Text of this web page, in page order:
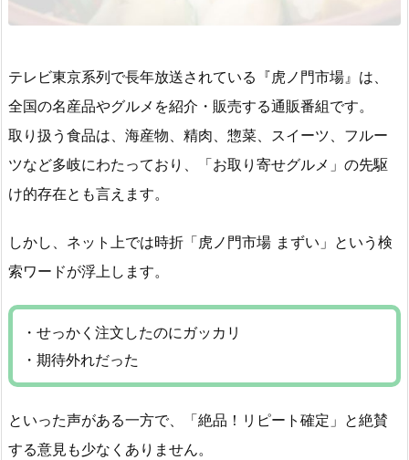
テレビ東京系列で長年放送されている『虎ノ門市場』は、
全国の名産品やグルメを紹介・販売する通販番組です。
取り扱う食品は、海産物、精肉、惣菜、スイーツ、フルー
ツなど多岐にわたっており、「お取り寄せグルメ」の先駆
け的存在とも言えます。
しかし、ネット上では時折「虎ノ門市場 まずい」という検
索ワードが浮上します。
・せっかく注文したのにガッカリ
・期待外れだった
といった声がある一方で、「絶品！リピート確定」と絶賛
する意見も少なくありません。